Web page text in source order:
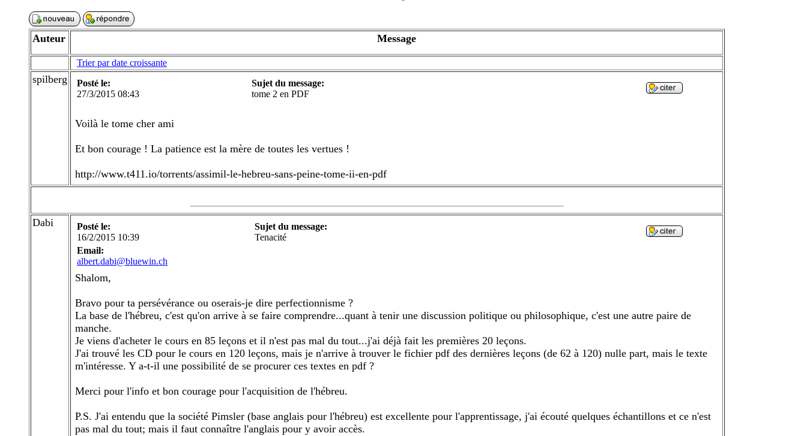
Auteur Message
Trier par date croissante
spilberg
Posté le:
27/3/2015 08:43
Sujet du message:
tome 2 en PDF
Voilà le tome cher ami
Et bon courage ! La patience est la mère de toutes les vertues !
http://www.t411.io/torrents/assimil-le-hebreu-sans-peine-tome-ii-en-pdf
Dabi
Posté le:
16/2/2015 10:39
Sujet du message:
Tenacité
Email:
albert.dabi@bluewin.ch
Shalom,
Bravo pour ta persévérance ou oserais-je dire perfectionnisme ?
La base de l'hébreu, c'est qu'on arrive à se faire comprendre...quant à tenir une discussion politique ou philosophique, c'est une autre paire de
manche.
Je viens d'acheter le cours en 85 leçons et il n'est pas mal du tout...j'ai déjà fait les premières 20 leçons.
J'ai trouvé les CD pour le cours en 120 leçons, mais je n'arrive à trouver le fichier pdf des dernières leçons (de 62 à 120) nulle part, mais le texte
m'intéresse. Y a-t-il une possibilité de se procurer ces textes en pdf ?
Merci pour l'info et bon courage pour l'acquisition de l'hébreu.
P.S. J'ai entendu que la société Pimsler (base anglais pour l'hébreu) est excellente pour l'apprentissage, j'ai écouté quelques échantillons et ce n'est
pas mal du tout; mais il faut connaître l'anglais pour y avoir accès.